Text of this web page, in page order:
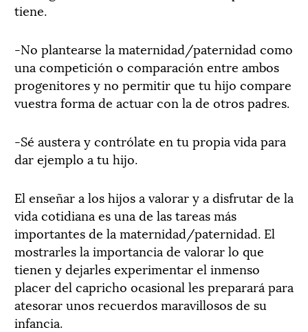
tiene.
-No plantearse la maternidad/paternidad como
una competición o comparación entre ambos
progenitores y no permitir que tu hijo compare
vuestra forma de actuar con la de otros padres.
-Sé austera y contrólate en tu propia vida para
dar ejemplo a tu hijo.
El enseñar a los hijos a valorar y a disfrutar de la
vida cotidiana es una de las tareas más
importantes de la maternidad/paternidad. El
mostrarles la importancia de valorar lo que
tienen y dejarles experimentar el inmenso
placer del capricho ocasional les preparará para
atesorar unos recuerdos maravillosos de su
infancia.